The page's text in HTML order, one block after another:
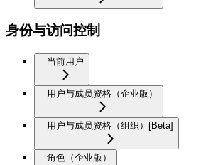
身份与访问控制
当前用户
用户与成员资格（企业版）
用户与成员资格（组织）[Beta]
角色（企业版）